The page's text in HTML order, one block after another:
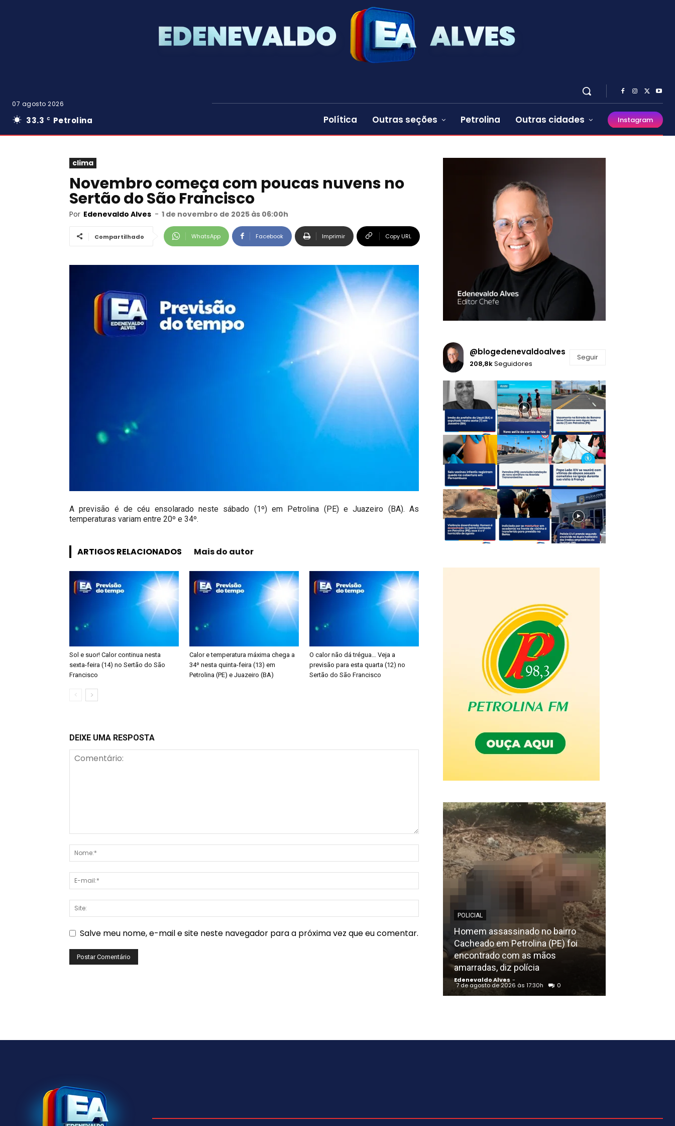
07 agosto 2026
33.3 C Petrolina Política Outras seções Petrolina Outras cidades Instagram
clima
Novembro começa com poucas nuvens no
Sertão do São Francisco
Por Edenevaldo Alves - 1 de novembro de 2025 às 06:00h
Compartilhado WhatsApp Facebook Imprimir Copy URL
A previsão é de céu ensolarado neste sábado (1º) em Petrolina (PE) e Juazeiro (BA). As
temperaturas variam entre 20º e 34º.
ARTIGOS RELACIONADOS Mais do autor
Sol e suor! Calor continua nesta
sexta-feira (14) no Sertão do São
Francisco
Calor e temperatura máxima chega a
34º nesta quinta-feira (13) em
Petrolina (PE) e Juazeiro (BA)
O calor não dá trégua… Veja a
previsão para esta quarta (12) no
Sertão do São Francisco
DEIXE UMA RESPOSTA
Salve meu nome, e-mail e site neste navegador para a próxima vez que eu comentar.
@blogedenevaldoalves
208,8kSeguidores
Seguir
POLICIAL
Homem assassinado no bairro
Cacheado em Petrolina (PE) foi
encontrado com as mãos
amarradas, diz polícia
Edenevaldo Alves -
7 de agosto de 2026 às 17:30h 0